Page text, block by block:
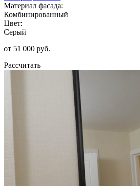
Материал фасада:
Комбинированный
Цвет:
Серый
от 51 000 руб.
Рассчитать